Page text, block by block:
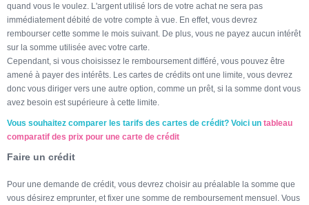
quand vous le voulez. L'argent utilisé lors de votre achat ne sera pas
immédiatement débité de votre compte à vue. En effet, vous devrez
rembourser cette somme le mois suivant. De plus, vous ne payez aucun intérêt
sur la somme utilisée avec votre carte.
Cependant, si vous choisissez le remboursement différé, vous pouvez être
amené à payer des intérêts. Les cartes de crédits ont une limite, vous devrez
donc vous diriger vers une autre option, comme un prêt, si la somme dont vous
avez besoin est supérieure à cette limite.
Vous souhaitez comparer les tarifs des cartes de crédit? Voici un tableau
comparatif des prix pour une carte de crédit
Faire un crédit
Pour une demande de crédit, vous devrez choisir au préalable la somme que
vous désirez emprunter, et fixer une somme de remboursement mensuel. Vous